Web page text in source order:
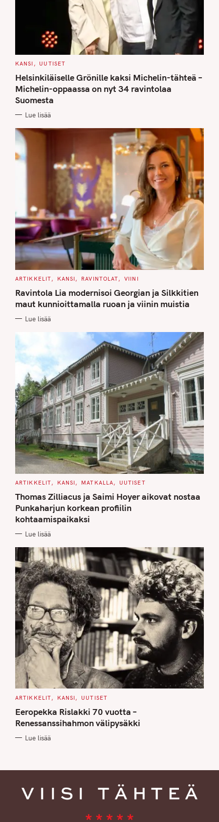
C
T
E
G
O
R
I
S
KANSI UUTISET
Helsinkiläiselle Grönille kaksi Michelin-tähteä –
Michelin-oppaassa on nyt 34 ravintolaa
Suomesta
Lue lisää
C
T
E
G
O
I
ARTIKKELIT KANSI RAVINTOLAT VIINI
Ravintola Lia modernisoi Georgian ja Silkkitien
maut kunnioittamalla ruoan ja viinin muistia
Lue lisää
C
T
E
G
O
R
I
S
ARTIKKELIT KANSI MATKALLA UUTISET
Thomas Zilliacus ja Saimi Hoyer aikovat nostaa
Punkaharjun korkean profiilin
kohtaamispaikaksi
Lue lisää
C
T
E
G
O
I
ARTIKKELIT KANSI UUTISET
Eeropekka Rislakki 70 vuotta –
Renessanssihahmon välipysäkki
Lue lisää